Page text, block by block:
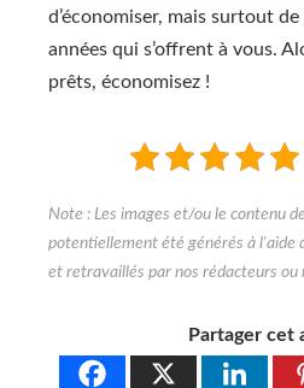
d’économiser, mais surtout de
années qui s’offrent à vous.
prêts, économisez !
Partager cet